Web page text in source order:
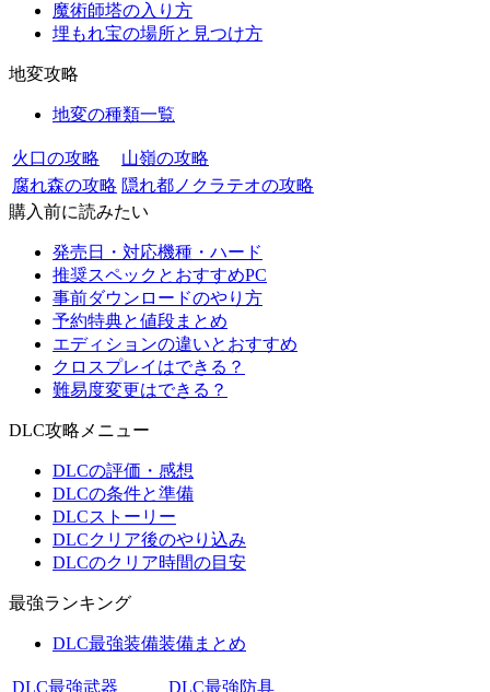
魔術師塔の入り方
埋もれ宝の場所と見つけ方
地変攻略
地変の種類一覧
火口の攻略
山嶺の攻略
腐れ森の攻略 隠れ都ノクラテオの攻略
購入前に読みたい
発売日・対応機種・ハード
推奨スペックとおすすめPC
事前ダウンロードのやり方
予約特典と値段まとめ
エディションの違いとおすすめ
クロスプレイはできる？
難易度変更はできる？
DLC攻略メニュー
DLCの評価・感想
DLCの条件と準備
DLCストーリー
DLCクリア後のやり込み
DLCのクリア時間の目安
最強ランキング
DLC最強装備装備まとめ
DLC最強武器
DLC最強防具